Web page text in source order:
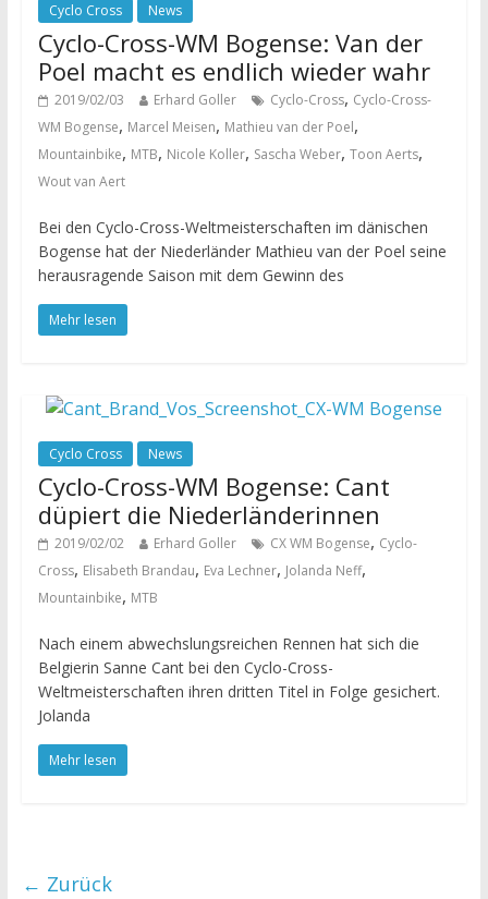
Cyclo Cross News
Cyclo-Cross-WM Bogense: Van der
Poel macht es endlich wieder wahr
2019/02/03 Erhard Goller Cyclo-Cross, Cyclo-Cross-
WM Bogense, Marcel Meisen, Mathieu van der Poel,
Mountainbike, MTB, Nicole Koller, Sascha Weber, Toon Aerts,
Wout van Aert
Bei den Cyclo-Cross-Weltmeisterschaften im dänischen
Bogense hat der Niederländer Mathieu van der Poel seine
herausragende Saison mit dem Gewinn des
Mehr lesen
Cyclo Cross News
Cyclo-Cross-WM Bogense: Cant
düpiert die Niederländerinnen
2019/02/02 Erhard Goller CX WM Bogense, Cyclo-
Cross, Elisabeth Brandau, Eva Lechner, Jolanda Neff,
Mountainbike, MTB
Nach einem abwechslungsreichen Rennen hat sich die
Belgierin Sanne Cant bei den Cyclo-Cross-
Weltmeisterschaften ihren dritten Titel in Folge gesichert.
Jolanda
Mehr lesen
← Zurück